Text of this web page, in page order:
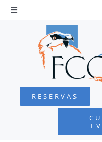
Saltar
Toggle
Navigation
QUEBRANTAHUESOS
FUNDACIÓN
RESERVAS